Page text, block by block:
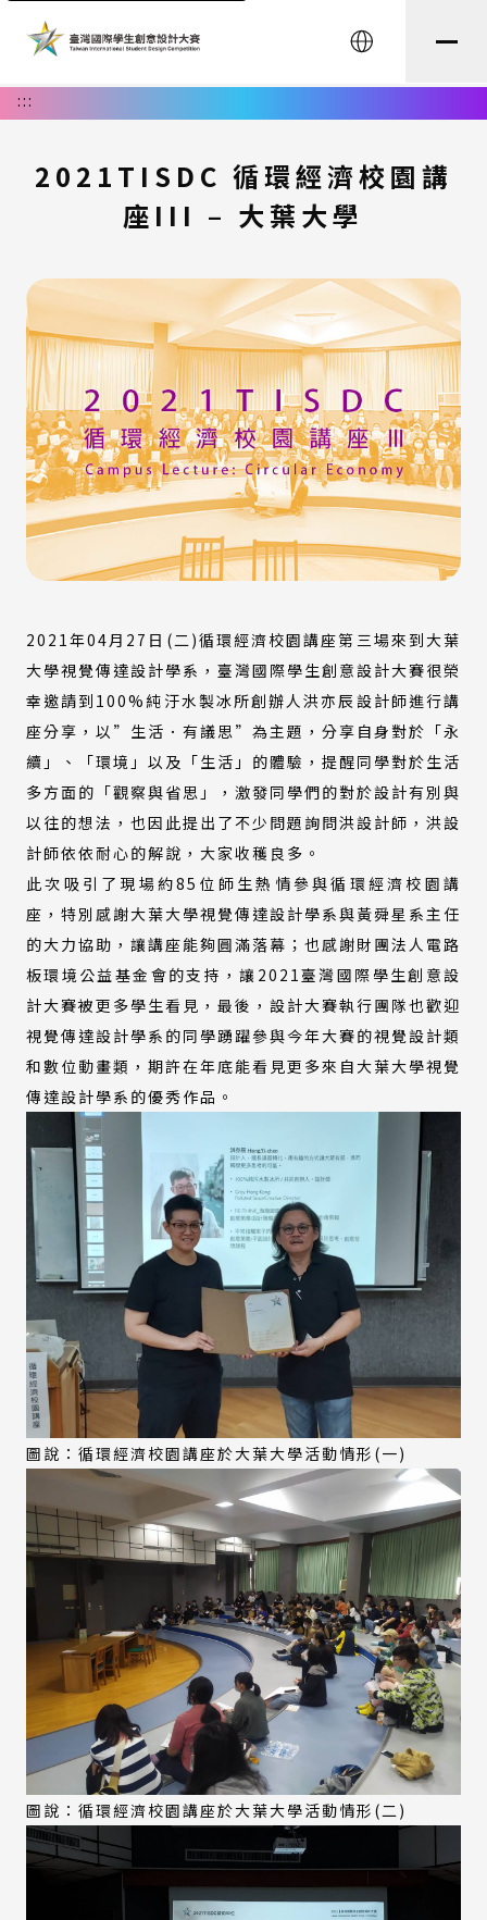
English
:::
2021TISDC 循環經濟校園講
座III – 大葉大學
2021年04月27日(二)循環經濟校園講座第三場來到大葉
大學視覺傳達設計學系，臺灣國際學生創意設計大賽很榮
幸邀請到100%純汙水製冰所創辦人洪亦辰設計師進行講
座分享，以”生活．有議思”為主題，分享自身對於「永
續」、「環境」以及「生活」的體驗，提醒同學對於生活
多方面的「觀察與省思」，激發同學們的對於設計有別與
以往的想法，也因此提出了不少問題詢問洪設計師，洪設
計師依依耐心的解說，大家收穫良多。
此次吸引了現場約85位師生熱情參與循環經濟校園講
座，特別感謝大葉大學視覺傳達設計學系與黃舜星系主任
的大力協助，讓講座能夠圓滿落幕；也感謝財團法人電路
板環境公益基金會的支持，讓2021臺灣國際學生創意設
計大賽被更多學生看見，最後，設計大賽執行團隊也歡迎
視覺傳達設計學系的同學踴躍參與今年大賽的視覺設計類
和數位動畫類，期許在年底能看見更多來自大葉大學視覺
傳達設計學系的優秀作品。
圖說：循環經濟校園講座於大葉大學活動情形(一)
圖說：循環經濟校園講座於大葉大學活動情形(二)